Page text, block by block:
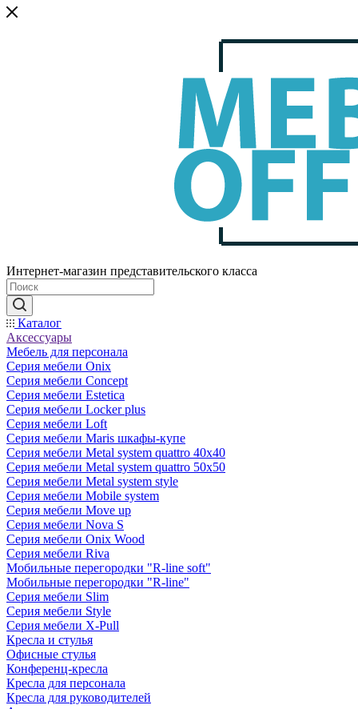
Интернет-магазин представительского класса
Каталог
Аксессуары
Мебель для персонала
Серия мебели Onix
Серия мебели Concept
Серия мебели Estetica
Серия мебели Locker plus
Серия мебели Loft
Серия мебели Maris шкафы-купе
Серия мебели Metal system quattro 40x40
Серия мебели Metal system quattro 50x50
Серия мебели Metal system style
Серия мебели Mobile system
Серия мебели Move up
Серия мебели Nova S
Серия мебели Onix Wood
Серия мебели Riva
Мобильные перегородки "R-line soft"
Мобильные перегородки "R-line"
Серия мебели Slim
Серия мебели Style
Серия мебели X-Pull
Кресла и стулья
Офисные стулья
Конференц-кресла
Кресла для персонала
Кресла для руководителей